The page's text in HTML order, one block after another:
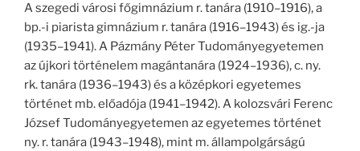
A szegedi városi főgimnázium r. tanára (1910–1916), a
bp.-i piarista gimnázium r. tanára (1916–1943) és ig.-ja
(1935–1941). A Pázmány Péter Tudományegyetemen
az újkori történelem magántanára (1924–1936), c. ny.
rk. tanára (1936–1943) és a középkori egyetemes
történet mb. előadója (1941–1942). A kolozsvári Ferenc
József Tudományegyetemen az egyetemes történet
ny. r. tanára (1943–1948), mint m. állampolgárságú